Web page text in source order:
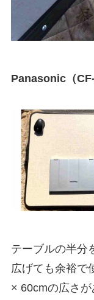
Panasonic（
テーブルの半分
広げても余裕で
× 60cmの広さが